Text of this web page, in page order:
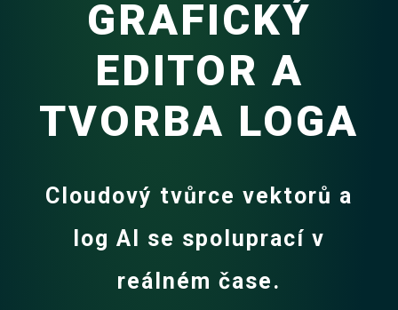
GRAFICKÝ
EDITOR A
TVORBA LOGA
Cloudový tvůrce vektorů a
log AI se spoluprací v
reálném čase.